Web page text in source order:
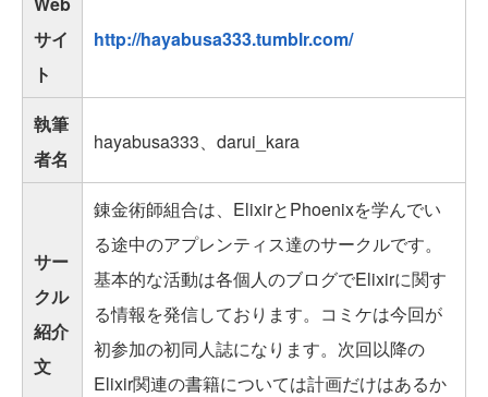
サイ
ト
http://hayabusa333.tumblr.com/
執筆
者名
hayabusa333、darui_kara
サー
クル
紹介
文
錬金術師組合は、ElixirとPhoenixを学んでい
る途中のアプレンティス達のサークルです。
基本的な活動は各個人のブログでElixirに関す
る情報を発信しております。コミケは今回が
初参加の初同人誌になります。次回以降の
Elixir関連の書籍については計画だけはあるか